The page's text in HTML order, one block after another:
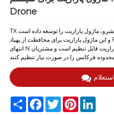
Drone
TX به عنوان یک تولید کننده و تامین کننده پیشرو، ماژول پارازیت را توسعه داده است
و این ماژول پارازیت برای محافظت از پهپاد FPV N-end محصول جدیدی با طراحی
انتهای N و حفاظت همه جانبه است. این ماژول پارازیت قابل تنظیم است و مشتریان
Share FacebookTwitterPinterest